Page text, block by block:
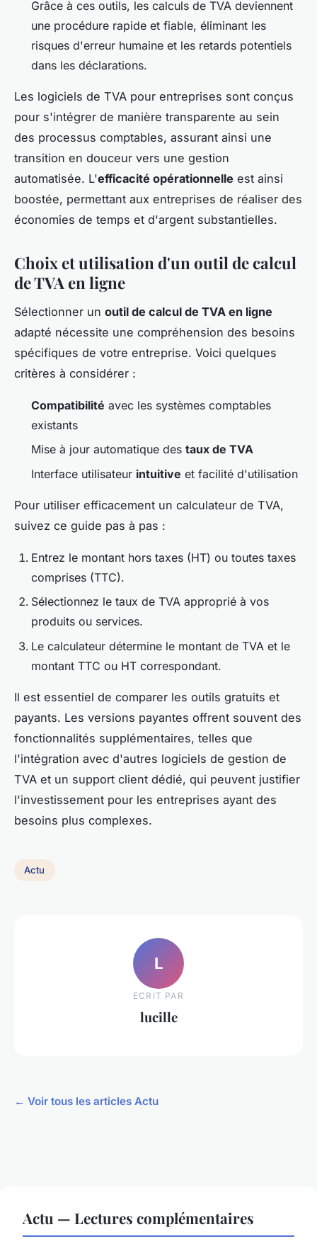
Grâce à ces outils, les calculs de TVA deviennent
une procédure rapide et fiable, éliminant les
risques d'erreur humaine et les retards potentiels
dans les déclarations.
Les logiciels de TVA pour entreprises sont conçus
pour s'intégrer de manière transparente au sein
des processus comptables, assurant ainsi une
transition en douceur vers une gestion
automatisée. L'efficacité opérationnelle est ainsi
boostée, permettant aux entreprises de réaliser des
économies de temps et d'argent substantielles.
Choix et utilisation d'un outil de calcul
de TVA en ligne
Sélectionner un outil de calcul de TVA en ligne
adapté nécessite une compréhension des besoins
spécifiques de votre entreprise. Voici quelques
critères à considérer :
Compatibilité avec les systèmes comptables
existants
Mise à jour automatique des taux de TVA
Interface utilisateur intuitive et facilité d'utilisation
Pour utiliser efficacement un calculateur de TVA,
suivez ce guide pas à pas :
Entrez le montant hors taxes (HT) ou toutes taxes
comprises (TTC).
Sélectionnez le taux de TVA approprié à vos
produits ou services.
Le calculateur détermine le montant de TVA et le
montant TTC ou HT correspondant.
Il est essentiel de comparer les outils gratuits et
payants. Les versions payantes offrent souvent des
fonctionnalités supplémentaires, telles que
l'intégration avec d'autres logiciels de gestion de
TVA et un support client dédié, qui peuvent justifier
l'investissement pour les entreprises ayant des
besoins plus complexes.
Actu
L
ECRIT PAR
lucille
← Voir tous les articles Actu
Actu — Lectures complémentaires